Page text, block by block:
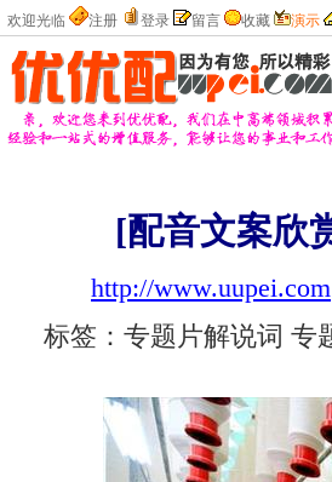
欢迎光临 注册 登录 留言 收藏 演示
[配音文案欣
http://www.uupei.com
标签：专题片解说词 专